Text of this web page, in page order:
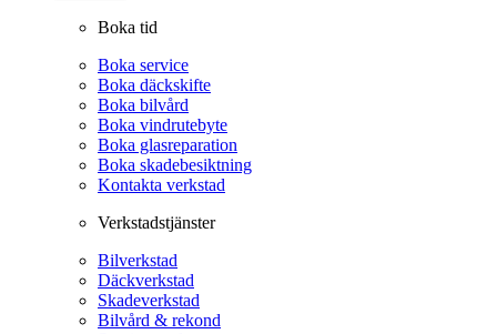
Boka tid
Boka service
Boka däckskifte
Boka bilvård
Boka vindrutebyte
Boka glasreparation
Boka skadebesiktning
Kontakta verkstad
Verkstadstjänster
Bilverkstad
Däckverkstad
Skadeverkstad
Bilvård & rekond